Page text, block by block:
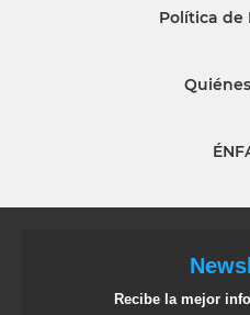
Política de
Recibe la mejor